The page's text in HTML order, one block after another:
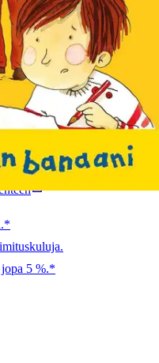
on puutteita tai niitä
5 %.*